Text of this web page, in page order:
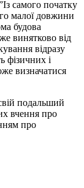
самого початку
малої довжини
будова
винятково від
відразу
фізичних і
визначатися
подальший
вчення про
про